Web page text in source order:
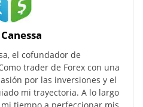
el cofundador de
trader de Forex con una
por las inversiones y el
mi trayectoria. A lo largo